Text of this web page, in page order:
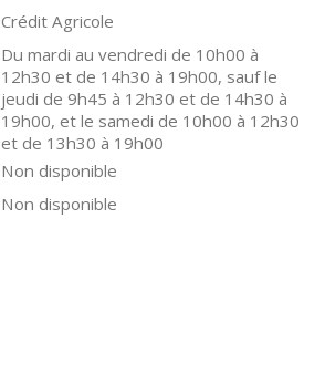
Crédit Agricole
Du mardi au vendredi de 10h00 à
12h30 et de 14h30 à 19h00, sauf le
jeudi de 9h45 à 12h30 et de 14h30 à
19h00, et le samedi de 10h00 à 12h30
et de 13h30 à 19h00
Non disponible
Non disponible